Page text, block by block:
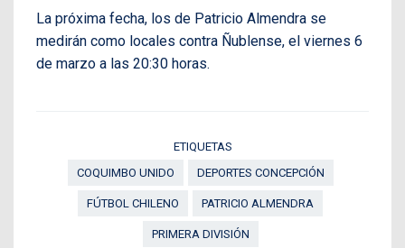
La próxima fecha, los de Patricio Almendra se
medirán como locales contra Ñublense, el viernes 6
de marzo a las 20:30 horas.
ETIQUETAS
COQUIMBO UNIDO
DEPORTES CONCEPCIÓN
FÚTBOL CHILENO PATRICIO ALMENDRA
PRIMERA DIVISIÓN